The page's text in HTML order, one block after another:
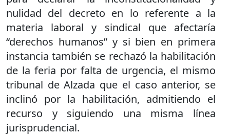
nulidad del decreto en lo referente a la
materia laboral y sindical que afectaría
“derechos humanos” y si bien en primera
instancia también se rechazó la habilitación
de la feria por falta de urgencia, el mismo
tribunal de Alzada que el caso anterior, se
inclinó por la habilitación, admitiendo el
recurso y siguiendo una misma línea
jurisprudencial.